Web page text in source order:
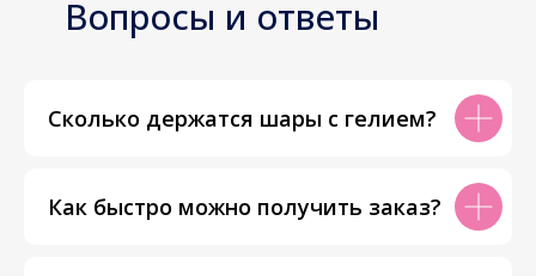
Вопросы и ответы
Сколько держатся шары с гелием?
Как быстро можно получить заказ?